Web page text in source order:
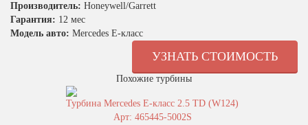
Производитель: Honeywell/Garrett
Гарантия: 12 мес
Модель авто: Mercedes E-класс
УЗНАТЬ СТОИМОСТЬ
Похожие турбины
Турбина Mercedes E-класс 2.5 TD (W124)
Арт: 465445-5002S